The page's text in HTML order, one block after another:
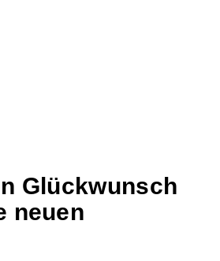
Glückwunsch
neuen